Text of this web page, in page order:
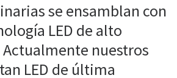
se ensamblan con
LED de alto
nuestros
LED de última